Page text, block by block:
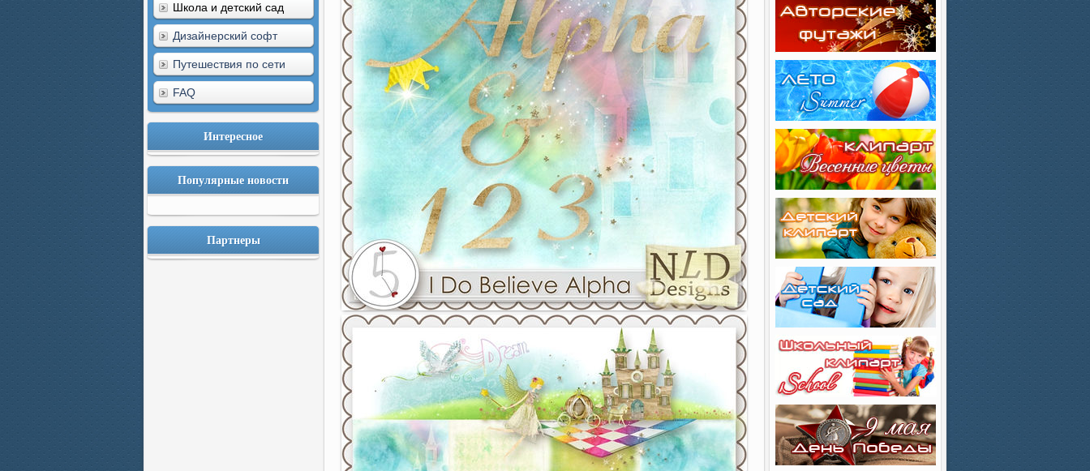
Школа и детский сад
Дизайнерский софт
Путешествия по сети
FAQ
Интересное
Популярные новости
Партнеры